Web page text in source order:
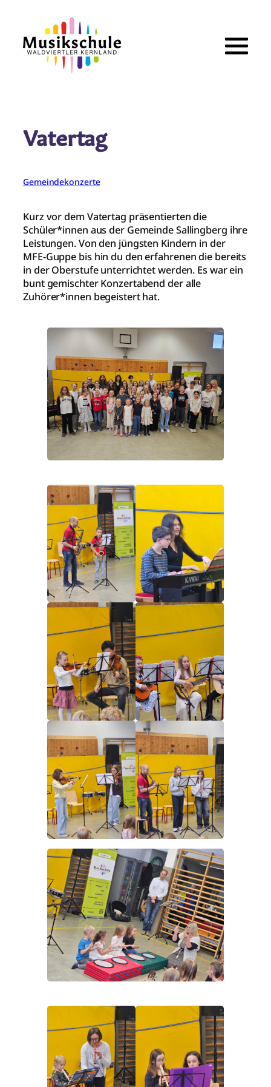
springen
Vatertag
Gemeindekonzerte
Kurz vor dem Vatertag präsentierten die
Schüler*innen aus der Gemeinde Sallingberg ihre
Leistungen. Von den jüngsten Kindern in der
MFE-Guppe bis hin du den erfahrenen die bereits
in der Oberstufe unterrichtet werden. Es war ein
bunt gemischter Konzertabend der alle
Zuhörer*innen begeistert hat.